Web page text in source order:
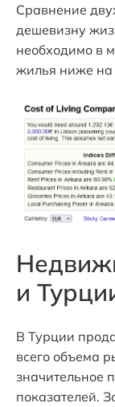
Сравнение
дешевизну
необходимо в
жилья ниже на
и
В Турции
всего объема
значительное
показателей.